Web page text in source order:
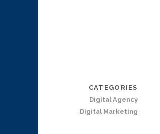
CATEGORIES
Digital Agency
Digital Marketing